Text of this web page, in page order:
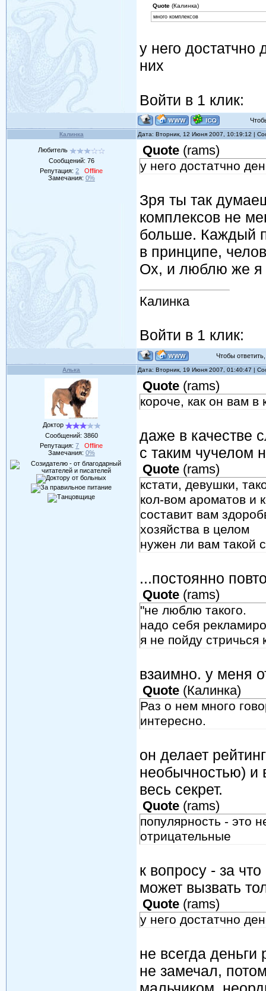
Quote(Калинка)
много комплексов
у него достатчно
них
Войти в 1 клик:
Калинка Дата: Вторник, 12 Июня 2007, 10:19:12 |
Любитель
Сообщений: 76
Репутация:2
Offline
Замечания: 0%
Quote(rams)
у него достатчно
Зря ты так
комплексов не
больше. Каждый
в принципе,
Ох, и люблю же я
Калинка
Войти в 1 клик:
Чтобы
Алька Дата: Вторник, 19 Июня 2007, 01:40:47 |
Доктор
Сообщений: 3860
Репутация:7
Offline
Замечания: 0%
Quote(rams)
короче, как он вам в
даже в качестве
с таким чучелом
Quote(rams)
кстати, девушки,
кол-вом ароматов и
составит вам
хозяйства в целом
нужен ли вам такой
...постоянно
Quote(rams)
"не люблю такого.
надо себя
я не пойду стричься
взаимно. у меня
Quote(Калинка)
Раз о нем много
интересно.
он делает
необычностью) и
весь секрет.
Quote(rams)
популярность - это
отрицательные
к вопросу - за
может вызвать
Quote(rams)
у него достатчно
не всегда
не замечал,